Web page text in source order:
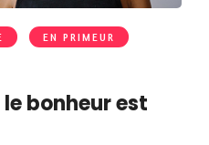
EN PRIMEUR
bonheur est